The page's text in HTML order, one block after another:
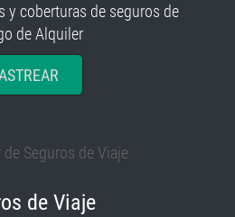
y coberturas de seguros de
de Alquiler
de Viaje